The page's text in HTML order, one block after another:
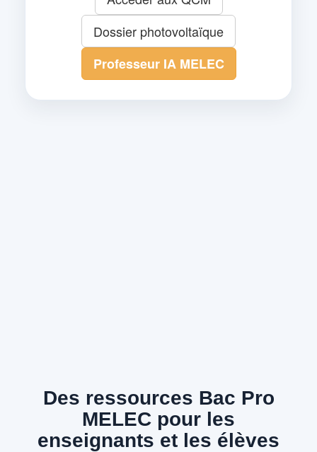
Dossier photovoltaïque
Professeur IA MELEC
Des ressources Bac Pro
MELEC pour les
enseignants et les élèves